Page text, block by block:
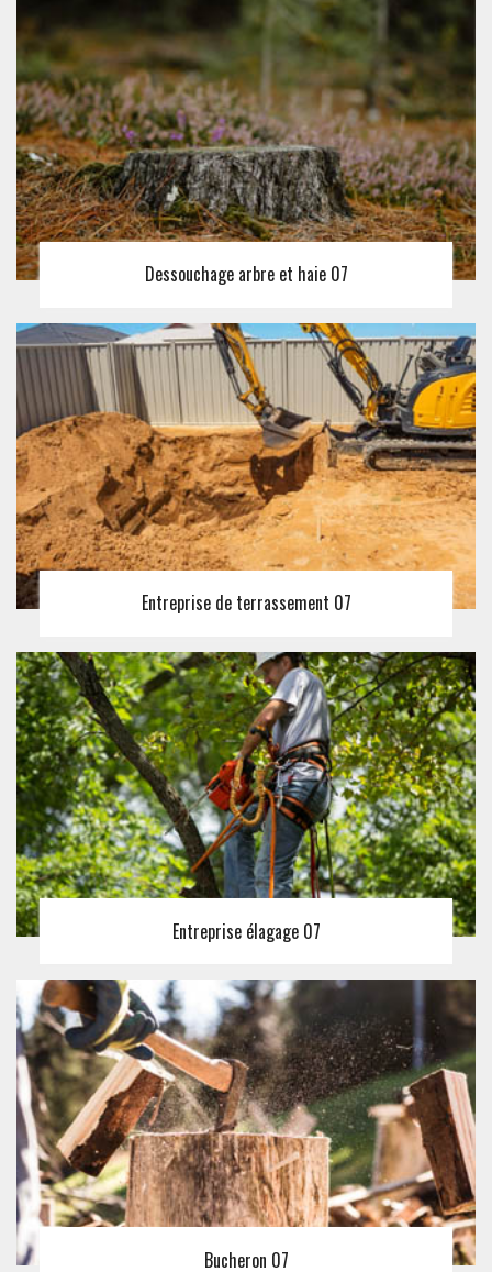
Dessouchage arbre et haie 07
Entreprise de terrassement 07
Entreprise élagage 07
Bucheron 07